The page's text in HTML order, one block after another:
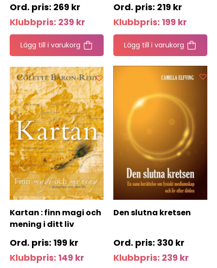
269 kr
Klubbpris: 239 kr
Lägg till i varukorg
219 kr
Klubbpris: 199 kr
Lägg till i varukorg
Kartan : finn magi och
mening i ditt liv
199 kr
Klubbpris: 149 kr
Den slutna kretsen
330 kr
Klubbpris: 239 kr
Njut av gratis
livsinspiration!